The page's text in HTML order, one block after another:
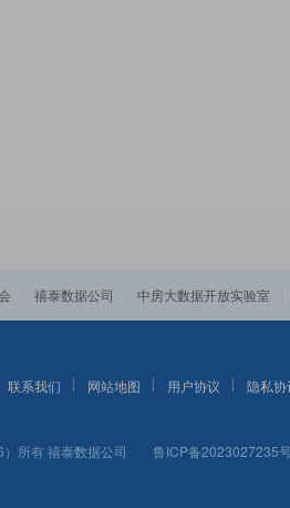
禧泰数据公司 中房大数据开放实验室
联系我们 网站地图 用户协议 隐私协
）所有禧泰数据公司 鲁ICP备2023027235